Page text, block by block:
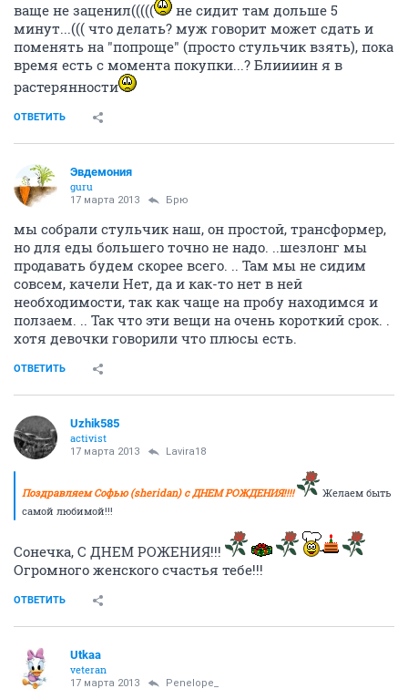
ваще не заценил(((((
не сидит там дольше 5
минут...((( что делать? муж говорит может сдать и
поменять на "попроще" (просто стульчик взять), пока
время есть с момента покупки...? Блиииин я в
растерянности
ОТВЕТИТЬ
Эвдемония
guru
17 марта 2013 Брю
мы собрали стульчик наш, он простой, трансформер,
но для еды большего точно не надо. ..шезлонг мы
продавать будем скорее всего. .. Там мы не сидим
совсем, качели Нет, да и как-то нет в ней
необходимости, так как чаще на пробу находимся и
ползаем. .. Так что эти вещи на очень короткий срок. .
хотя девочки говорили что плюсы есть.
ОТВЕТИТЬ
Uzhik585
activist
17 марта 2013 Lavira18
Поздравляем Софью (sheridan) с ДНЕМ РОЖДЕНИЯ!!!!
Желаем быть
самой любимой!!!
Сонечка, С ДНЕМ РОЖЕНИЯ!!!
Огромного женского счастья тебе!!!
ОТВЕТИТЬ
Utkaa
veteran
17 марта 2013 Penelope_